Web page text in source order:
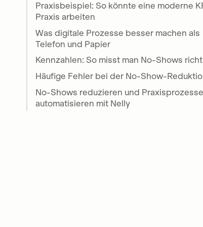
Praxisbeispiel: So könnte eine moderne
Praxis arbeiten
Was digitale Prozesse besser machen als
Telefon und Papier
Kennzahlen: So misst man No-Shows
Häufige Fehler bei der No-Show-
No-Shows reduzieren und Praxisprozesse
automatisieren mit Nelly